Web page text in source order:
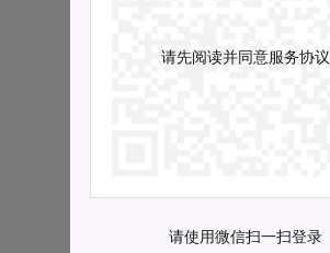
请先阅读并同意服务协议
请使用微信扫一扫登录